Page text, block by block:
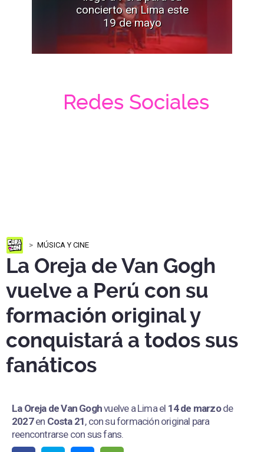
concierto en Lima este
19 de mayo
Redes Sociales
MÚSICA Y CINE
La Oreja de Van Gogh
vuelve a Perú con su
formación original y
conquistará a todos sus
fanáticos
La Oreja de Van Goghvuelve a Lima el 14 de marzode
2027en Costa 21, con su formación original para
reencontrarse con sus fans.